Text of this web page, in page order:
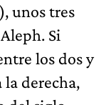
unos tres
Si
los dos y
derecha,